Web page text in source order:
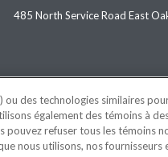
485 North Service Road East
ou des technologies similaires
également des témoins à
pouvez refuser tous les témoins
nous utilisons, nos